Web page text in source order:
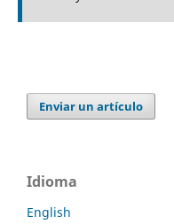
Enviar un artículo
Idioma
English